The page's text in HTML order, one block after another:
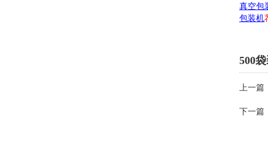
真空包
包装机
500
上一篇
下一篇